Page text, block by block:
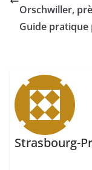
Orschwiller,
Guide pratique
Strasbourg-